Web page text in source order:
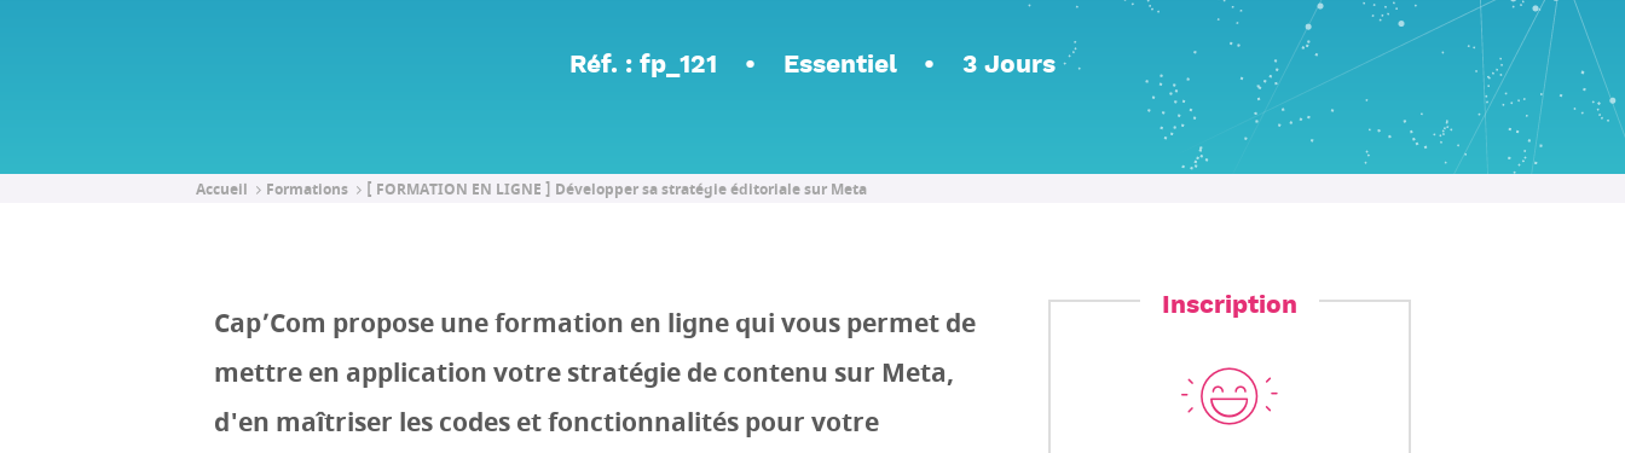
Réf. : fp_121 Essentiel 3 Jours
Accueil Formations [ FORMATION EN LIGNE ] Développer sa stratégie éditoriale sur Meta
Cap’Com propose une formation en ligne qui vous permet de
mettre en application votre stratégie de contenu sur Meta,
d'en maîtriser les codes et fonctionnalités pour votre
Inscription